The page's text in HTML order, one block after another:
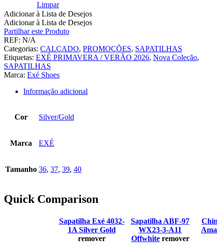
Limpar
Adicionar à Lista de Desejos
Adicionar à Lista de Desejos
Partilhar este Produto
REF: N/A
Categorias: CALÇADO, PROMOÇÕES, SAPATILHAS
Etiquetas: EXÉ PRIMAVERA / VERÃO 2026, Nova Coleção,
SAPATILHAS
Marca: Exé Shoes
Informação adicional
Cor Silver/Gold
Marca EXÉ
Tamanho 36, 37, 39, 40
Quick Comparison
Sapatilha Exé 4032-
1A Silver Gold
remover
Sapatilha ABF-97
WX23-3-A11
Offwhite remover